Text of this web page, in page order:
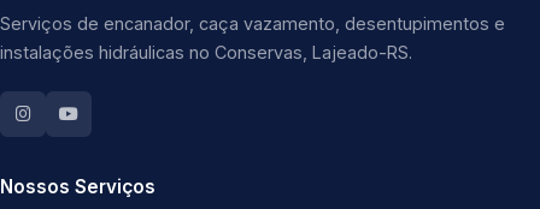
Serviços de encanador, caça vazamento, desentupimentos e
instalações hidráulicas no Conservas, Lajeado-RS.
Nossos Serviços